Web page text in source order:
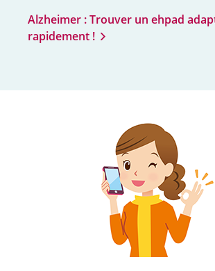
Alzheimer : Trouver un ehpad
rapidement !